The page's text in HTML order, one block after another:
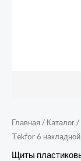
Главная / Каталог/
Tekfor 6
Щиты